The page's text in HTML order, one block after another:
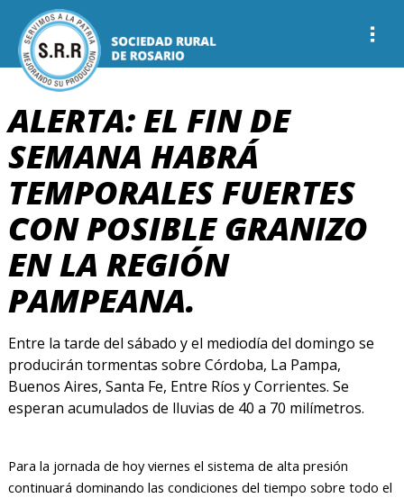
ALERTA: EL FIN DE
SEMANA HABRÁ
TEMPORALES FUERTES
CON POSIBLE GRANIZO
EN LA REGIÓN
PAMPEANA.
Entre la tarde del sábado y el mediodía del domingo se
producirán tormentas sobre Córdoba, La Pampa,
Buenos Aires, Santa Fe, Entre Ríos y Corrientes. Se
esperan acumulados de lluvias de 40 a 70 milímetros.
Para la jornada de hoy viernes el sistema de alta presión
continuará dominando las condiciones del tiempo sobre todo el